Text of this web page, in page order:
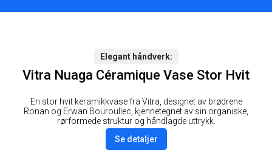
Elegant håndverk
Vitra Nuaga Céramique Vase Stor Hvit
En stor hvit keramikkvase fra Vitra, designet av brødrene
Ronan og Erwan Bouroullec, kjennetegnet av sin organiske,
rørformede struktur og håndlagde uttrykk.
Se detaljer